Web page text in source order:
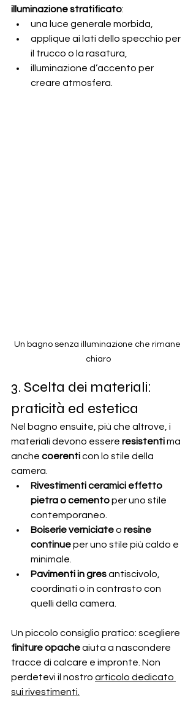
illuminazione stratificato:
una luce generale morbida,
applique ai lati dello specchio per
il trucco o la rasatura,
illuminazione d’accento per
creare atmosfera.
Un bagno senza illuminazione che rimane
chiaro
3. Scelta dei materiali:
praticità ed estetica
Nel bagno ensuite, più che altrove, i
materiali devono essere resistenti ma
anche coerenti con lo stile della
camera.
Rivestimenti ceramici effetto
pietra o cemento per uno stile
contemporaneo.
Boiserie verniciate o resine
continue per uno stile più caldo e
minimale.
Pavimenti in gres antiscivolo,
coordinati o in contrasto con
quelli della camera.
Un piccolo consiglio pratico: scegliere
finiture opache aiuta a nascondere
tracce di calcare e impronte. Non
perdetevi il nostro articolo dedicato
sui rivestimenti.